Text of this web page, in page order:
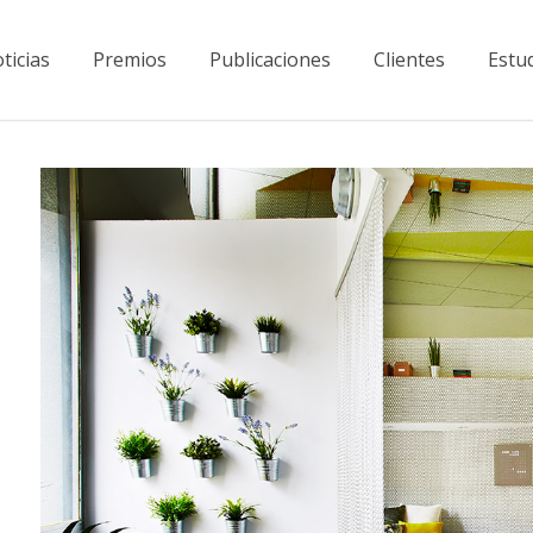
Premios Publicaciones Clientes